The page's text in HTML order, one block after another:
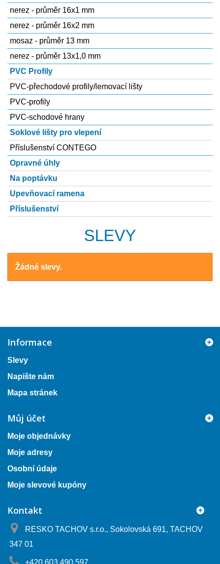
nerez - průměr 16x1 mm
nerez - průměr 16x2 mm
mosaz - průměr 13 mm
nerez - průměr 13x1,0 mm
PVC Profily
PVC-přechodové profily/lemovací lišty
PVC-profily
PVC-schodové hrany
Soklové lišty pro vlepení
Příslušenství CONTEGO
Opravné úhly
Na poptávku
Upevňovací ramena
Příslušenství
SLEVY
Žádné slevy.
Informace
Slevy
Napište nám
Mapa stránek
Můj účet
Moje objednávky
Moje adresy
Osobní údaje
Moje slevové kupóny
Kontakt
RESKO TACHOV s.r.o., Sokolovská 691, TACHOV
347 01